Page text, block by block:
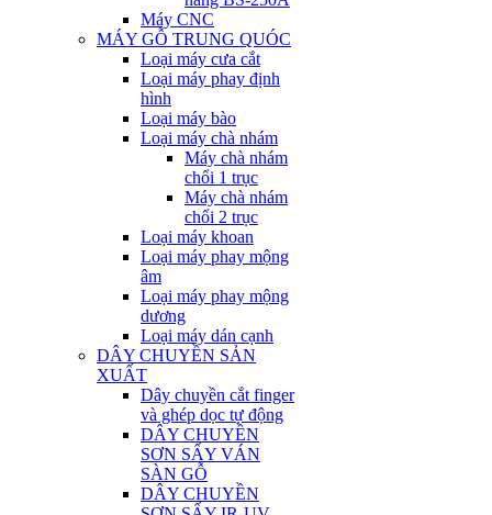
Máy CNC
MÁY GỖ TRUNG QUÓC
Loại máy cưa cắt
Loại máy phay định
hình
Loại máy bào
Loại máy chà nhám
Máy chà nhám
chổi 1 trục
Máy chà nhám
chổi 2 trục
Loại máy khoan
Loại máy phay mộng
âm
Loại máy phay mộng
dương
Loại máy dán cạnh
DÂY CHUYỀN SẢN
XUẤT
Dây chuyền cắt finger
và ghép dọc tự động
DÂY CHUYỀN
SƠN SẤY VÁN
SÀN GỖ
DÂY CHUYỀN